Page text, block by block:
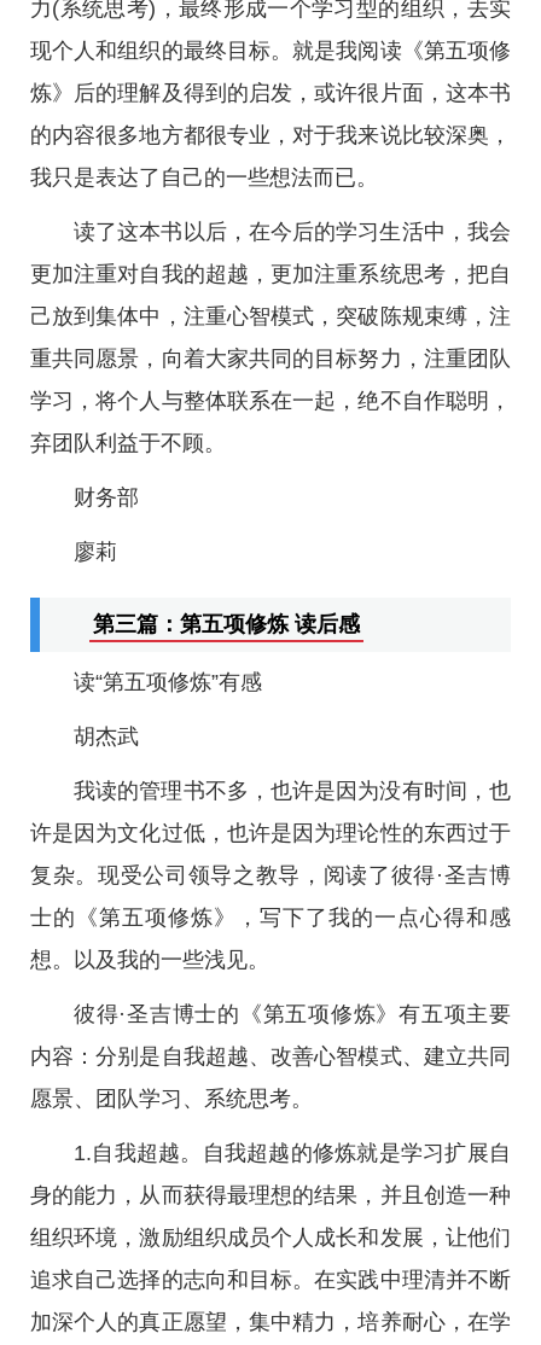
力(系统思考)，最终形成一个学习型的组织，去实
现个人和组织的最终目标。就是我阅读《第五项修
炼》后的理解及得到的启发，或许很片面，这本书
的内容很多地方都很专业，对于我来说比较深奥，
我只是表达了自己的一些想法而已。
读了这本书以后，在今后的学习生活中，我会
更加注重对自我的超越，更加注重系统思考，把自
己放到集体中，注重心智模式，突破陈规束缚，注
重共同愿景，向着大家共同的目标努力，注重团队
学习，将个人与整体联系在一起，绝不自作聪明，
弃团队利益于不顾。
财务部
廖莉
第三篇：第五项修炼 读后感
读“第五项修炼”有感
胡杰武
我读的管理书不多，也许是因为没有时间，也
许是因为文化过低，也许是因为理论性的东西过于
复杂。现受公司领导之教导，阅读了彼得·圣吉博
士的《第五项修炼》，写下了我的一点心得和感
想。以及我的一些浅见。
彼得·圣吉博士的《第五项修炼》有五项主要
内容：分别是自我超越、改善心智模式、建立共同
愿景、团队学习、系统思考。
1.自我超越。自我超越的修炼就是学习扩展自
身的能力，从而获得最理想的结果，并且创造一种
组织环境，激励组织成员个人成长和发展，让他们
追求自己选择的志向和目标。在实践中理清并不断
加深个人的真正愿望，集中精力，培养耐心，在学